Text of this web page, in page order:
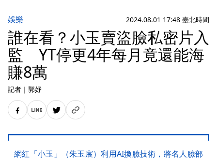
娛樂 2024.08.01 17:48 臺北時間
誰在看？小玉賣盜臉私密片入
監 YT停更4年每月竟還能海
賺8萬
記者 ｜ 郭妤
網紅「小玉」（朱玉宸）利用AI換臉技術，將名人臉部